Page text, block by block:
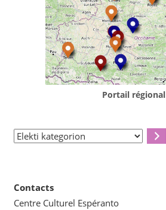
Portail régional
Elekti
Contacts
Centre Culturel Espéranto